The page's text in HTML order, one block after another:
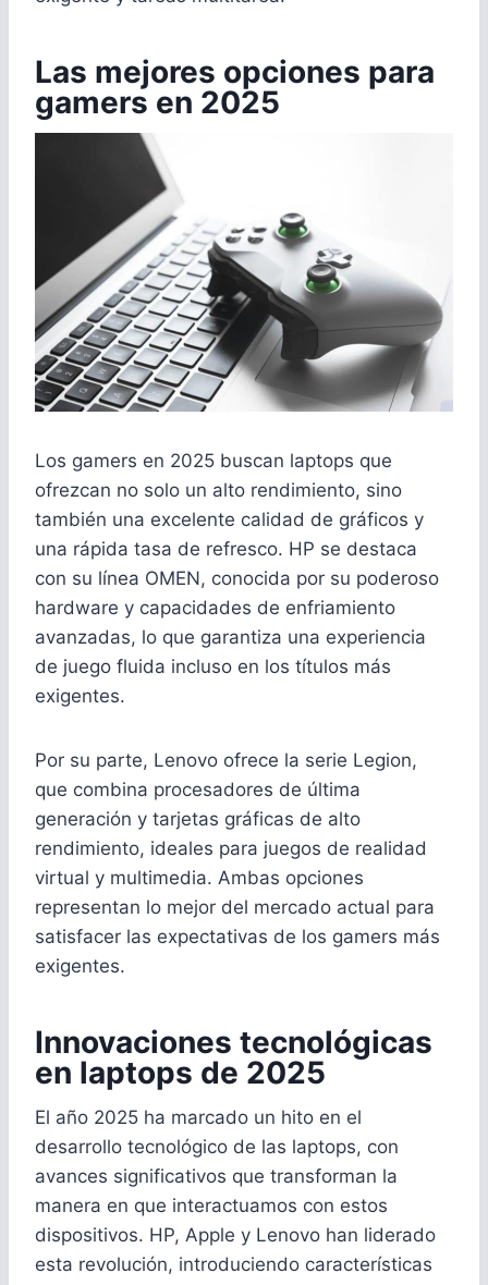
Las mejores opciones para
gamers en 2025
Los gamers en 2025 buscan laptops que
ofrezcan no solo un alto rendimiento, sino
también una excelente calidad de gráficos y
una rápida tasa de refresco. HP se destaca
con su línea OMEN, conocida por su poderoso
hardware y capacidades de enfriamiento
avanzadas, lo que garantiza una experiencia
de juego fluida incluso en los títulos más
exigentes.
Por su parte, Lenovo ofrece la serie Legion,
que combina procesadores de última
generación y tarjetas gráficas de alto
rendimiento, ideales para juegos de realidad
virtual y multimedia. Ambas opciones
representan lo mejor del mercado actual para
satisfacer las expectativas de los gamers más
exigentes.
Innovaciones tecnológicas
en laptops de 2025
El año 2025 ha marcado un hito en el
desarrollo tecnológico de las laptops, con
avances significativos que transforman la
manera en que interactuamos con estos
dispositivos. HP, Apple y Lenovo han liderado
esta revolución, introduciendo características